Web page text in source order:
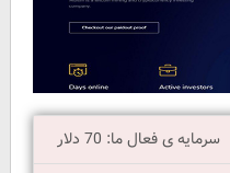
سرمایه ی فعال ما: 70 دلار